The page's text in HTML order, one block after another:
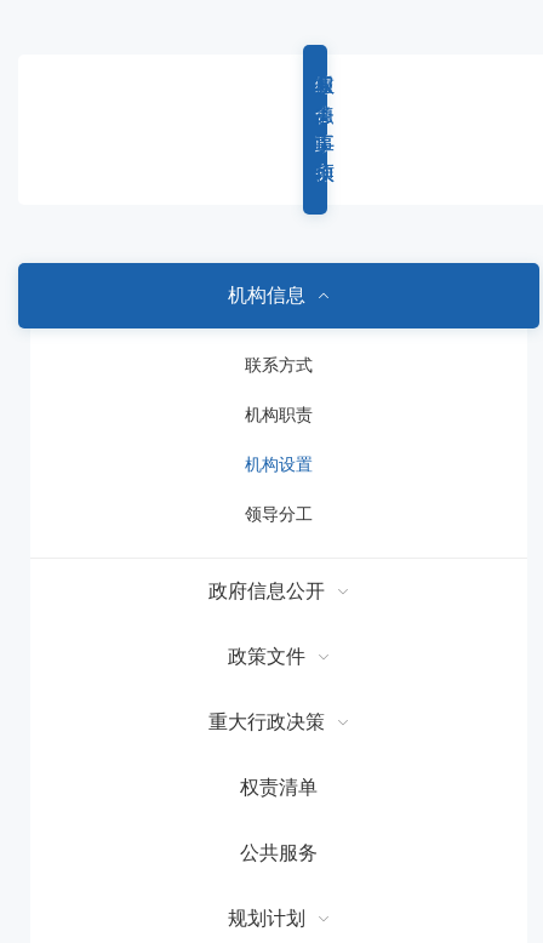
综
合
政
务
重
点
工
作
权
力
事
项
服
务
事
项
机构信息
联系方式
机构职责
机构设置
领导分工
政府信息公开
政策文件
重大行政决策
权责清单
公共服务
规划计划